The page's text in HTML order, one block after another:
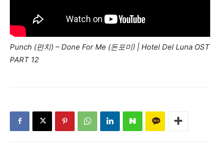
Punch (펀치) – Done For Me (돈포미) | Hotel Del Luna OST
PART 12